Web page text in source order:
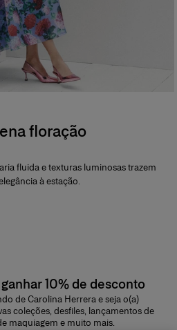
floração
fluida e texturas luminosas trazem
à estação.
10% de desconto
de Carolina Herrera e seja o(a)
coleções, desfiles, lançamentos de
maquiagem e muito mais.